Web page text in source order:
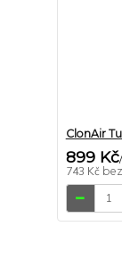
ClonAir
899 Kč/
743 Kč